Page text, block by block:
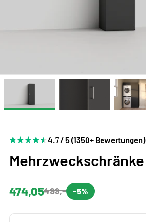
4.7 / 5 (1350+ Bewertungen)
Mehrzweckschränke
474,05499,- -5%